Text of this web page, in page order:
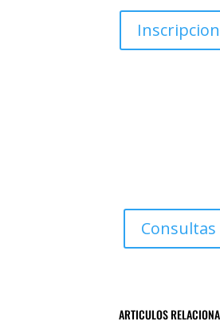
Inscripcion
Consultas
ARTICULOS